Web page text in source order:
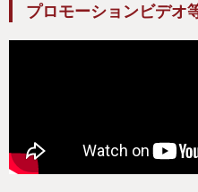
ちょっとずつ登場する
するかも楽しみです。
プロモーションビデオ